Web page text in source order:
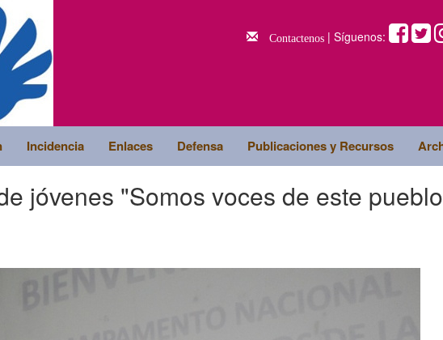
Contactenos | Síguenos:
Incidencia Enlaces Defensa Publicaciones y Recursos
jóvenes "Somos voces de este